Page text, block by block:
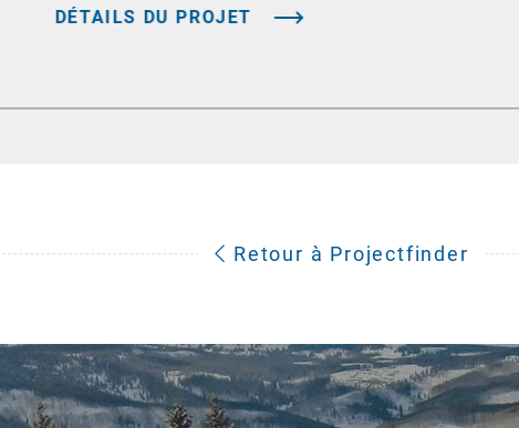
DÉTAILS DU PROJET
Retour à Projectfinder